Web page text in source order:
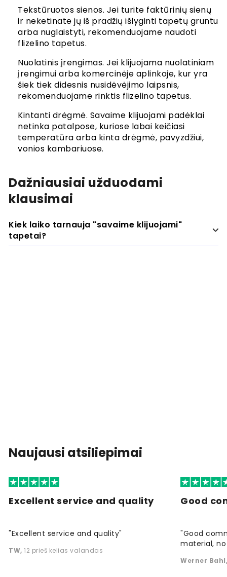
Tekstūruotos sienos. Jei turite faktūrinių sienų
ir neketinate jų iš pradžių išlyginti tapetų gruntu
arba nuglaistyti, rekomenduojame naudoti
flizelino tapetus.
Nuolatinis įrengimas. Jei klijuojama nuolatiniam
įrengimui arba komercinėje aplinkoje, kur yra
šiek tiek didesnis nusidėvėjimo laipsnis,
rekomenduojame rinktis flizelino tapetus.
Kintanti drėgmė. Savaime klijuojami padėklai
netinka patalpose, kuriose labai keičiasi
temperatūra arba kinta drėgmė, pavyzdžiui,
vonios kambariuose.
Dažniausiai užduodami
klausimai
Kiek laiko tarnauja "savaime klijuojami"
tapetai?
Naujausi atsiliepimai
Excellent service and quality
"Excellent service and quality"
TW, 12 prieš kelias valandas
Good
"Good
material,
Werner Bahl